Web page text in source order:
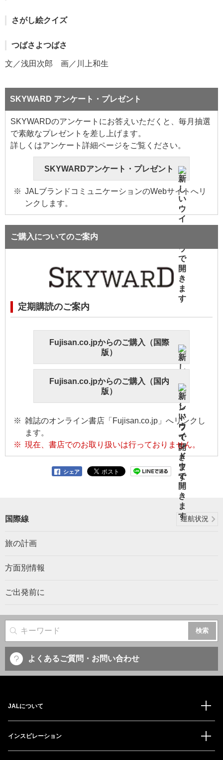
さがし絵クイズ
つばさよつばさ
文／浅田次郎 画／川上和生
SKYWARD アンケート・プレゼント
SKYWARDのアンケートにお答えいただくと、毎月抽選
で素敵なプレゼントを差し上げます。
詳しくはアンケート詳細ページをご覧ください。
SKYWARDアンケート・プレゼント
JALブランドコミュニケーションのWebサイトへリ
ンクします。
ご購入についてのご案内
定期購読のご案内
Fujisan.co.jpからのご購入（国際
版）
Fujisan.co.jpからのご購入（国内
版）
雑誌のオンライン書店「Fujisan.co.jp」へリンクし
ます。
現在、書店でのお取り扱いは行っておりません。
シェア
国際線 運航状況
旅の計画
方面別情報
ご出発前に
サイト内検索
よくあるご質問・お問い合わせ
JALについて
インスピレーション